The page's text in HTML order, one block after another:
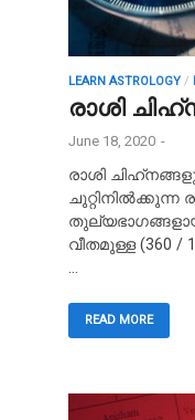
LEARN ASTROLOGY /
രാശി
June 18, 2020 -
രാശി
ചുറ്റിനിൽക്കുന്ന
തുല്യഭാഗങ്ങളായി
വീതമുള്ള (360 /
…
READ MORE